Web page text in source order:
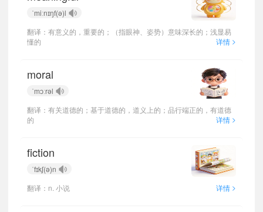
ˈmiːnɪŋf(ə)l
翻译：有意义的，重要的；（指眼神、姿势）意味深长的；浅显易
懂的
详情 >
moral
ˈmɔːrəl
翻译：有关道德的；基于道德的，道义上的；品行端正的，有道德
的
详情 >
fiction
ˈfɪkʃ(ə)n
翻译：n. 小说
详情 >